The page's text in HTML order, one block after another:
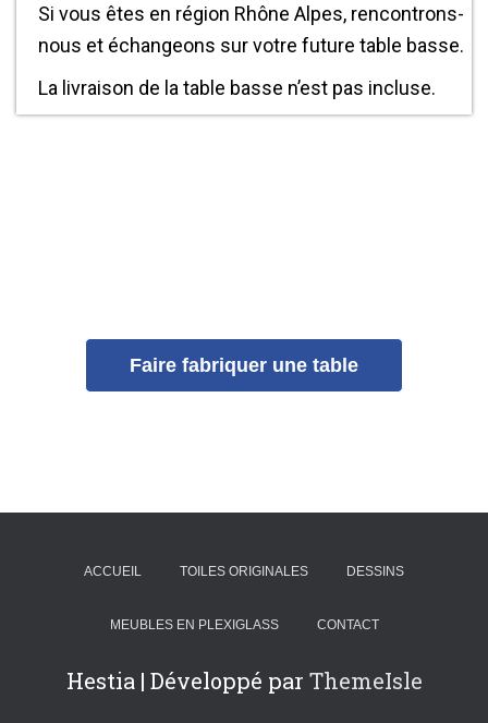
Si vous êtes en région Rhône Alpes, rencontrons-
nous et échangeons sur votre future table basse.
La livraison de la table basse n’est pas incluse.
Faire fabriquer une table
ACCUEIL TOILES ORIGINALES DESSINS
MEUBLES EN PLEXIGLASS CONTACT
Hestia | Développé par ThemeIsle